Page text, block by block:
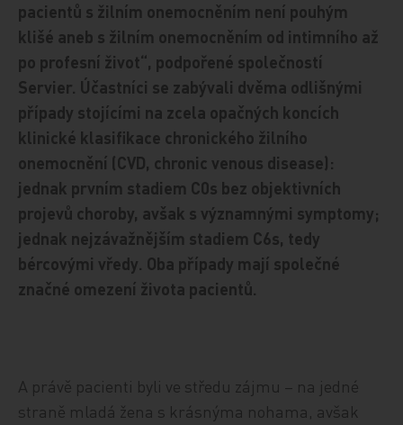
pacientů s žilním onemocněním není pouhým
klišé aneb s žilním onemocněním od intimního až
po profesní život“, podpořené společností
Servier. Účastníci se zabývali dvěma odlišnými
případy stojícími na zcela opačných koncích
klinické klasifikace chronického žilního
onemocnění (CVD, chronic venous disease):
jednak prvním stadiem C0s bez objektivních
projevů choroby, avšak s významnými symptomy;
jednak nejzávažnějším stadiem C6s, tedy
bércovými vředy. Oba případy mají společné
značné omezení života pacientů.
A právě pacienti byli ve středu zájmu – na jedné
straně mladá žena s krásnýma nohama, avšak